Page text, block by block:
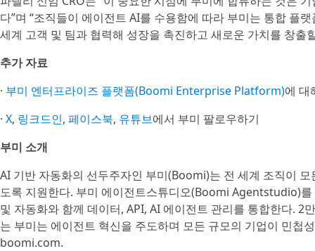
다”며 “조직들이 에이전트 AI를 수용함에 따라 부미는 통합 플
세계 고객 및 팀과 협력해 성장을 촉진하고 새로운 가치를 창출
추가 자료
· 부미 엔터프라이즈 플랫폼(Boomi Enterprise Platform)에 대
· X, 링크드인, 페이스북, 유튜브에서 부미 팔로우하기
부미 소개
AI 기반 자동화의 선두주자인 부미(Boomi)는 전 세계 조직이
도록 지원한다. 부미 에이전트스튜디오(Boomi Agentstudio)
및 자동화와 함께 데이터, API, AI 에이전트 관리를 통합한다.
는 부미는 에이전트 혁신을 주도하며 모든 규모의 기업이 민첩
boomi.com.